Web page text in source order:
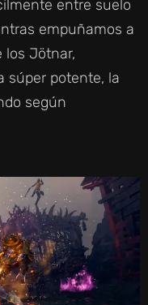
entre suelo
empuñamos a
los Jötnar,
súper potente, la
según